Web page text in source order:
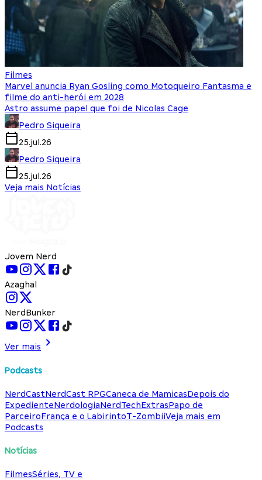
Filmes
Marvel anuncia Ryan Gosling como Motoqueiro Fantasma e
filme do anti-herói em 2028
Astro assume papel que foi de Nicolas Cage
Pedro Siqueira
25.jul.26
Pedro Siqueira
25.jul.26
Veja mais Notícias
Jovem Nerd
Azaghal
NerdBunker
Ver mais
Podcasts
NerdCastNerdCast RPGCaneca de MamicasDepois do
ExpedienteNerdologiaNerdTechExtrasPapo de
ParceiroFrança e o LabirintoT-ZombiiVeja mais em
Podcasts
Notícias
FilmesSéries, TV e